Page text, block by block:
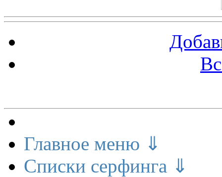
Главное меню ⇓
Списки серфинга ⇓